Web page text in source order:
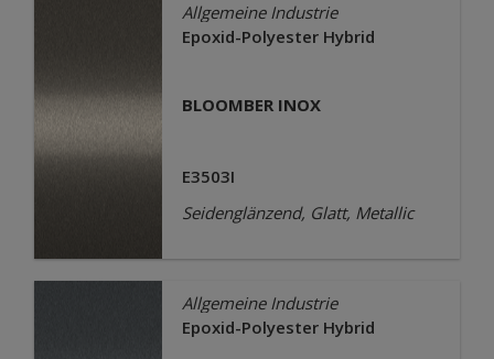
Allgemeine Industrie
Epoxid-Polyester Hybrid
BLOOMBER INOX
E3503I
Seidenglänzend, Glatt, Metallic
Allgemeine Industrie
Epoxid-Polyester Hybrid